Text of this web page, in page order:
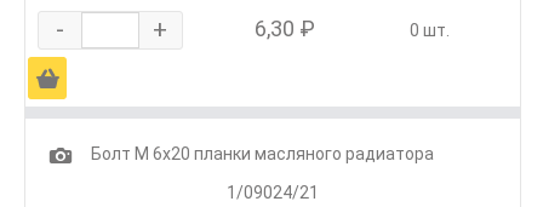
- + 6,30 ₽ 0 шт.
Ä
1
Болт М 6х20 планки масляного радиатора
1/09024/21